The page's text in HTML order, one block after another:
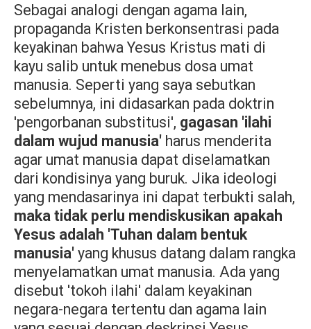
Sebagai analogi dengan agama lain,
propaganda Kristen berkonsentrasi pada
keyakinan bahwa Yesus Kristus mati di
kayu salib untuk menebus dosa umat
manusia. Seperti yang saya sebutkan
sebelumnya, ini didasarkan pada doktrin
'pengorbanan substitusi', gagasan 'ilahi
dalam wujud manusia' harus menderita
agar umat manusia dapat diselamatkan
dari kondisinya yang buruk. Jika ideologi
yang mendasarinya ini dapat terbukti salah,
maka tidak perlu mendiskusikan apakah
Yesus adalah 'Tuhan dalam bentuk
manusia' yang khusus datang dalam rangka
menyelamatkan umat manusia. Ada yang
disebut 'tokoh ilahi' dalam keyakinan
negara-negara tertentu dan agama lain